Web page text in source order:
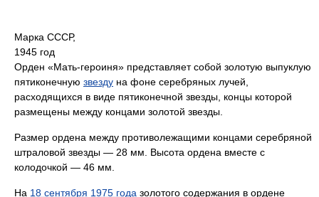
Марка СССР,
1945 год
Орден «Мать-героиня» представляет собой золотую выпуклую
пятиконечную звезду на фоне серебряных лучей,
расходящихся в виде пятиконечной звезды, концы которой
размещены между концами золотой звезды.
Размер ордена между противолежащими концами серебряной
штраловой звезды — 28 мм. Высота ордена вместе с
колодочкой — 46 мм.
На 18 сентября 1975 года золотого содержания в ордене